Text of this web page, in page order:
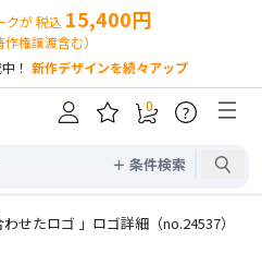
クが 税込 15,400円
権譲渡含む）
！ 新作デザインを続々アップ
＋ 条件検索
0 ?
せたロゴ 」ロゴ詳細（no.24537）